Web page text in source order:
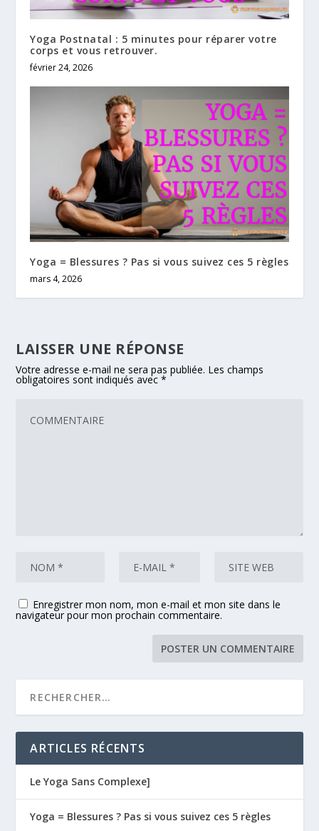
Yoga Postnatal : 5 minutes pour réparer votre
corps et vous retrouver.
février 24, 2026
Yoga = Blessures ? Pas si vous suivez ces 5 règles
mars 4, 2026
LAISSER UNE RÉPONSE
Votre adresse e-mail ne sera pas publiée. Les champs
obligatoires sont indiqués avec*
Enregistrer mon nom, mon e-mail et mon site dans le
navigateur pour mon prochain commentaire.
ARTICLES RÉCENTS
Le Yoga Sans Complexe]
Yoga = Blessures ? Pas si vous suivez ces 5 règles